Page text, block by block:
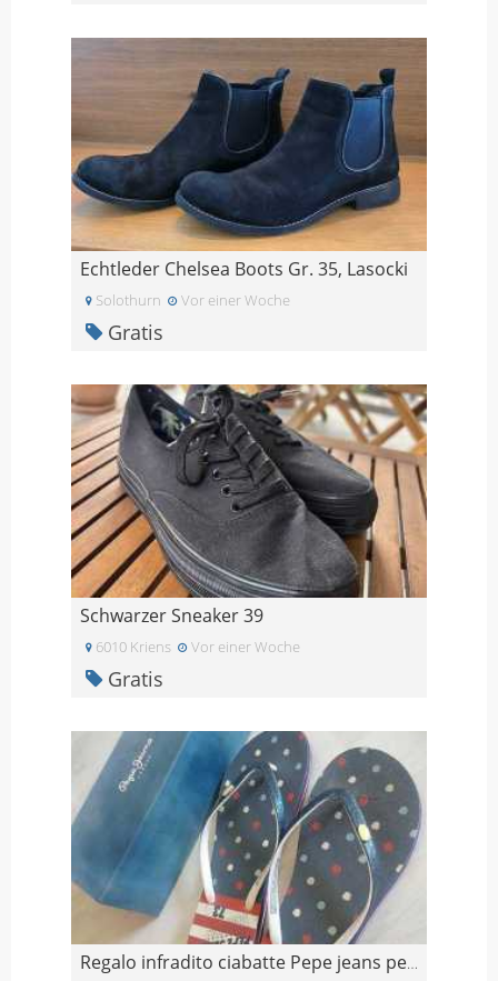
Echtleder Chelsea Boots Gr. 35, Lasocki
Solothurn Vor einer Woche
Gratis
Schwarzer Sneaker 39
6010 Kriens Vor einer Woche
Gratis
Regalo infradito ciabatte Pepe jeans per inutilizz